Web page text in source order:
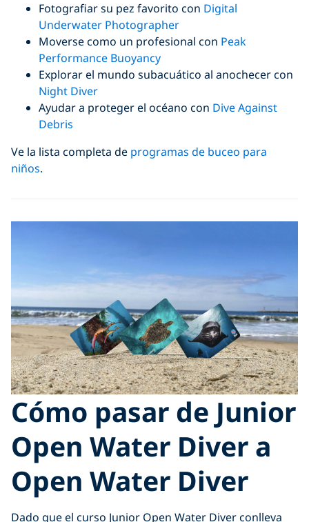
Fotografiar su pez favorito con Digital
Underwater Photographer
Moverse como un profesional con Peak
Performance Buoyancy
Explorar el mundo subacuático al anochecer con
Night Diver
Ayudar a proteger el océano con Dive Against
Debris
Ve la lista completa de programas de buceo para
niños.
Cómo pasar de Junior
Open Water Diver a
Open Water Diver
Dado que el curso Junior Open Water Diver conlleva